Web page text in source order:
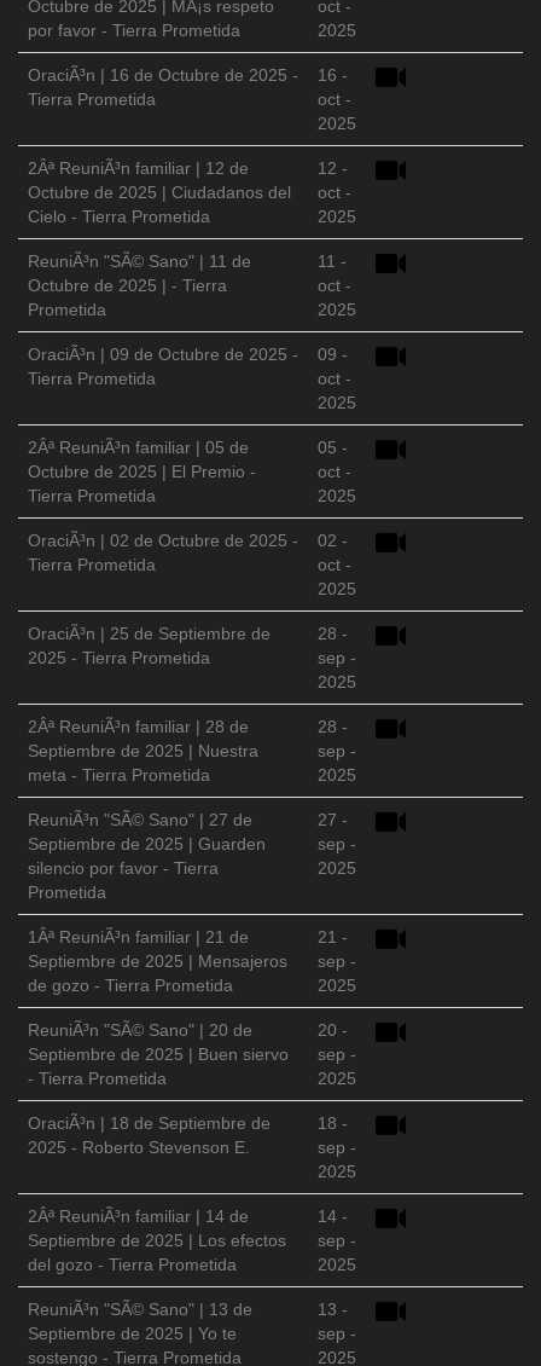
Octubre de 2025 | MÃ¡s respeto
por favor - Tierra Prometida
oct -
2025
OraciÃ³n | 16 de Octubre de 2025 -
Tierra Prometida
16 -
oct -
2025
2Âª ReuniÃ³n familiar | 12 de
Octubre de 2025 | Ciudadanos del
Cielo - Tierra Prometida
12 -
oct -
2025
ReuniÃ³n "SÃ© Sano" | 11 de
Octubre de 2025 | - Tierra
Prometida
11 -
oct -
2025
OraciÃ³n | 09 de Octubre de 2025 -
Tierra Prometida
09 -
oct -
2025
2Âª ReuniÃ³n familiar | 05 de
Octubre de 2025 | El Premio -
Tierra Prometida
05 -
oct -
2025
OraciÃ³n | 02 de Octubre de 2025 -
Tierra Prometida
02 -
oct -
2025
OraciÃ³n | 25 de Septiembre de
2025 - Tierra Prometida
28 -
sep -
2025
2Âª ReuniÃ³n familiar | 28 de
Septiembre de 2025 | Nuestra
meta - Tierra Prometida
28 -
sep -
2025
ReuniÃ³n "SÃ© Sano" | 27 de
Septiembre de 2025 | Guarden
silencio por favor - Tierra
Prometida
27 -
sep -
2025
1Âª ReuniÃ³n familiar | 21 de
Septiembre de 2025 | Mensajeros
de gozo - Tierra Prometida
21 -
sep -
2025
ReuniÃ³n "SÃ© Sano" | 20 de
Septiembre de 2025 | Buen siervo
- Tierra Prometida
20 -
sep -
2025
OraciÃ³n | 18 de Septiembre de
2025 - Roberto Stevenson E.
18 -
sep -
2025
2Âª ReuniÃ³n familiar | 14 de
Septiembre de 2025 | Los efectos
del gozo - Tierra Prometida
14 -
sep -
2025
ReuniÃ³n "SÃ© Sano" | 13 de
Septiembre de 2025 | Yo te
sostengo - Tierra Prometida
13 -
sep -
2025